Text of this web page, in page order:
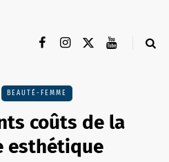
BEAUTÉ-FEMME
coûts de la
esthétique